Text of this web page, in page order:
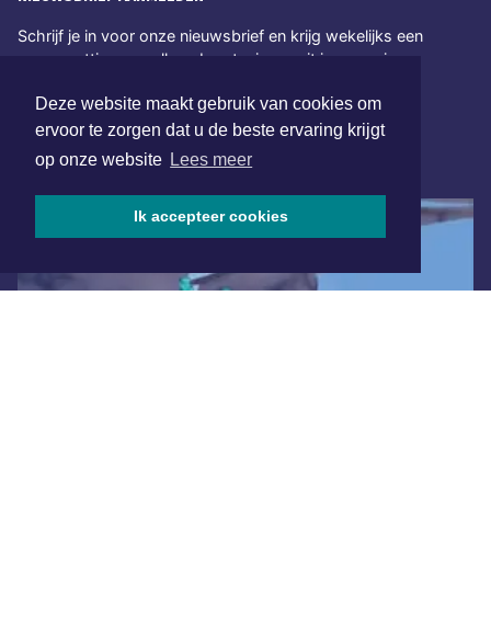
Deze website maakt gebruik van cookies om
ervoor te zorgen dat u de beste ervaring krijgt
op onze website Lees meer
Ik accepteer cookies
Schrijf je in voor onze nieuwsbrief en krijg wekelijks een
samenvatting van alle gebeurtenissen uit jouw regio.
Aanmelden
ONLINE DAGBLADEN